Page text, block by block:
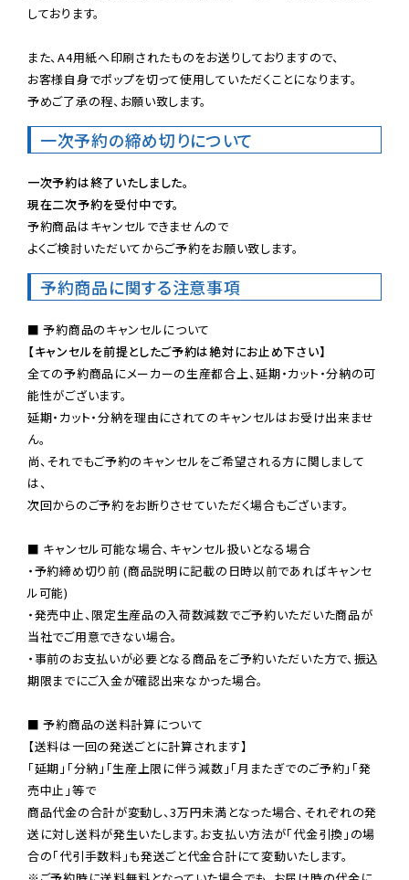
しております。
また、A4用紙へ印刷されたものをお送りしておりますので、
お客様自身でポップを切って使用していただくことになります。
予めご了承の程、お願い致します。
一次予約の締め切りについて
一次予約は終了いたしました。
現在二次予約を受付中です。
予約商品はキャンセルできませんので
よくご検討いただいてからご予約をお願い致します。
予約商品に関する注意事項
【キャンセルを前提としたご予約は絶対にお止め下さい】
全ての予約商品にメーカーの生産都合上、延期・カット・分納の可
能性がございます。
延期・カット・分納を理由にされてのキャンセルはお受け出来ませ
ん。
尚、それでもご予約のキャンセルをご希望される方に関しまして
は、
次回からのご予約をお断りさせていただく場合もございます。
■ キャンセル可能な場合、キャンセル扱いとなる場合
・予約締め切り前 (商品説明に記載の日時以前であればキャンセ
ル可能)
・発売中止、限定生産品の入荷数減数でご予約いただいた商品が
当社でご用意できない場合。
・事前のお支払いが必要となる商品をご予約いただいた方で、振込
期限までにご入金が確認出来なかった場合。
■ 予約商品の送料計算について
【送料は一回の発送ごとに計算されます】
「延期」「分納」「生産上限に伴う減数」「月またぎでのご予約」「発
売中止」等で
商品代金の合計が変動し、3万円未満となった場合、それぞれの発
送に対し送料が発生いたします。お支払い方法が「代金引換」の場